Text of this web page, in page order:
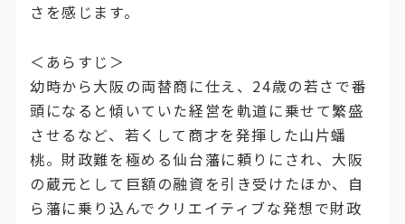
さを感じます。
＜あらすじ＞
幼時から大阪の両替商に仕え、24歳の若さで番
頭になると傾いていた経営を軌道に乗せて繁盛
させるなど、若くして商才を発揮した山片蟠
桃。財政難を極める仙台藩に頼りにされ、大阪
の蔵元として巨額の融資を引き受けたほか、自
ら藩に乗り込んでクリエイティブな発想で財政